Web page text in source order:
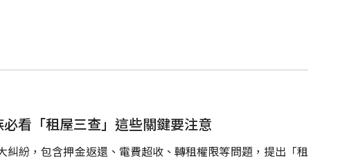
看「租屋三查」這些關鍵要注意
紛，包含押金返還、電費超收、轉租權限等問題，提出「租